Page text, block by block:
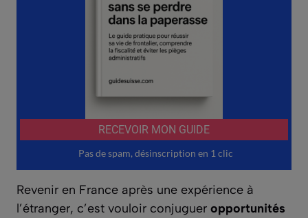
Revenir en France après une expérience à
l’étranger, c’est vouloir conjuguer opportunités